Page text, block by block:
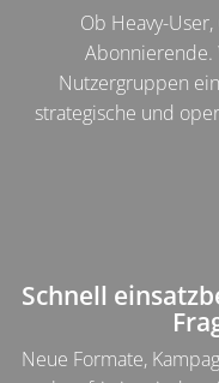
Ob Heavy-
Abonnierende.
Nutzergruppen
strategische und
Schnell
Neue Formate,